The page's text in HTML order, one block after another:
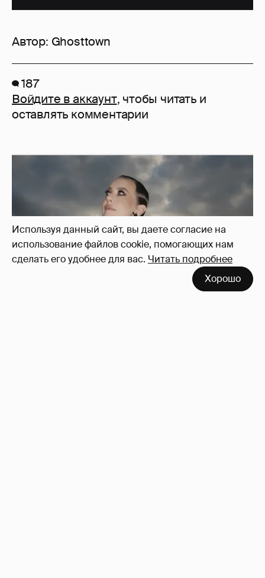
Используя данный сайт, вы даете согласие на
использование файлов cookie, помогающих нам
сделать его удобнее для вас. Читать подробнее
Хорошо
Автор: Ghosttown
187
Войдите в аккаунт, чтобы читать и
оставлять комментарии